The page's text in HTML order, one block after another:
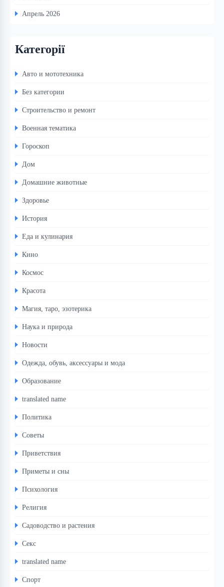
Апрель 2026
Категорії
Авто и мототехника
Без категории
Строительство и ремонт
Военная тематика
Гороскоп
Дом
Домашние животные
Здоровье
История
Еда и кулинария
Кино
Космос
Красота
Магия, таро, эзотерика
Наука и природа
Новости
Одежда, обувь, аксессуары и мода
Образование
translated name
Политика
Советы
Приветствия
Приметы и сны
Психология
Религия
Садоводство и растения
Секс
translated name
Спорт